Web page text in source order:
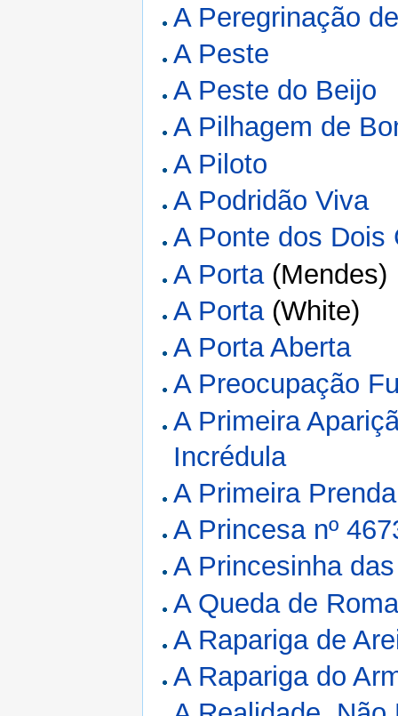
A Peregrinação
A Peste
A Peste do Beijo
A Pilhagem de
A Piloto
A Podridão Viva
A Ponte dos Dois
A Porta(Mendes)
A Porta(White)
A Porta Aberta
A Preocupação
A Primeira
Incrédula
A Primeira
A Princesa nº
A Princesinha
A Queda de
A Rapariga de
A Rapariga do